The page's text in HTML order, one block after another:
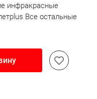
инфракрасные
Все остальные